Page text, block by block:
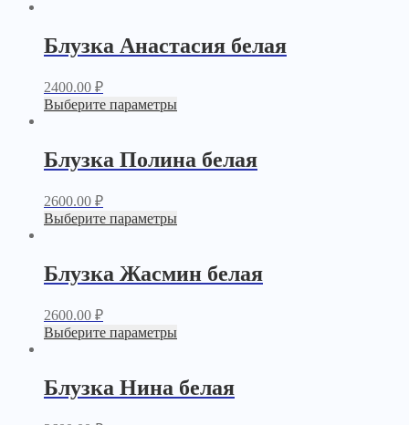
Блузка Анастасия белая
2400.00 ₽
Выберите параметры
Блузка Полина белая
2600.00 ₽
Выберите параметры
Блузка Жасмин белая
2600.00 ₽
Выберите параметры
Блузка Нина белая